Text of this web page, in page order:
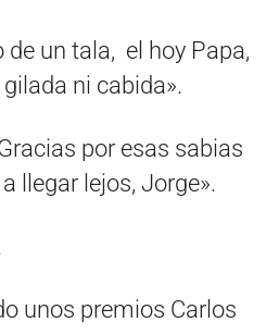
de un tala, el hoy Papa,
ni cabida».
por esas sabias
llegar lejos, Jorge».
unos premios Carlos